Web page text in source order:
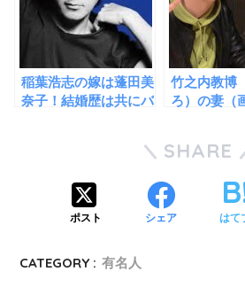
稲葉浩志の嫁は蓬田美
奈子！結婚歴は共にバ
竹之内教博
ろ）の妻（
SHARE
ポスト シェア はて
CATEGORY : 有名人